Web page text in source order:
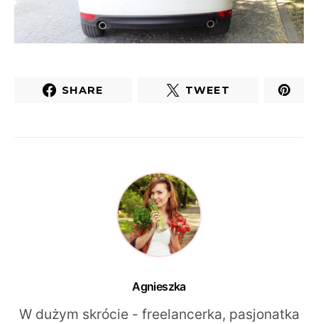
SHARE TWEET
Agnieszka
W dużym skrócie - freelancerka, pasjonatka